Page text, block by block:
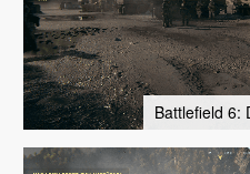
Battlefield 6: